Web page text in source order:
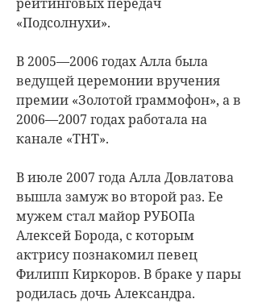
«Подсолнухи».
В 2005—2006 годах Алла была
ведущей церемонии вручения
премии «Золотой граммофон», а в
2006—2007 годах работала на
канале «ТНТ».
В июле 2007 года Алла Довлатова
вышла замуж во второй раз. Ее
мужем стал майор РУБОПа
Алексей Борода, с которым
актрису познакомил певец
Филипп Киркоров. В браке у пары
родилась дочь Александра.